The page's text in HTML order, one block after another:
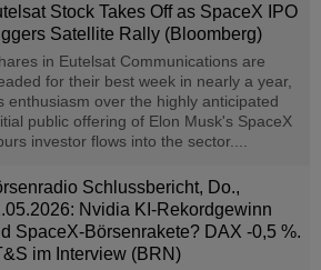
Stock Takes Off as SpaceX IPO
Satellite Rally (Bloomberg)
in Eutelsat Communications are
for their best week in nearly a year,
enthusiasm over the highly anticipated
public offering of Elon Musk's SpaceX
investor flows into the sector....
Schlussbericht, Do.,
Nvidia KI-Rekordgewinn
SpaceX-Börsenrakete? DAX -0,5 %.
im Interview (BRN)